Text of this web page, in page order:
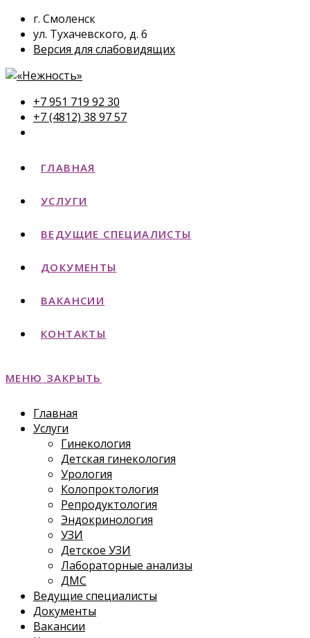
г. Смоленск
ул. Тухачевского, д. 6
Версия для слабовидящих
+7 951 719 92 30
+7 (4812) 38 97 57
ГЛАВНАЯ
УСЛУГИ
ВЕДУЩИЕ СПЕЦИАЛИСТЫ
ДОКУМЕНТЫ
ВАКАНСИИ
КОНТАКТЫ
МЕНЮ ЗАКРЫТЬ
Главная
Услуги
Гинекология
Детская гинекология
Урология
Колопроктология
Репродуктология
Эндокринология
УЗИ
Детское УЗИ
Лабораторные анализы
ДМС
Ведущие специалисты
Документы
Вакансии